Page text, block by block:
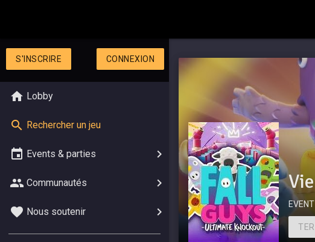
S'INSCRIRE CONNEXION
Lobby
Rechercher un jeu
Events & parties
Communautés
Nous soutenir